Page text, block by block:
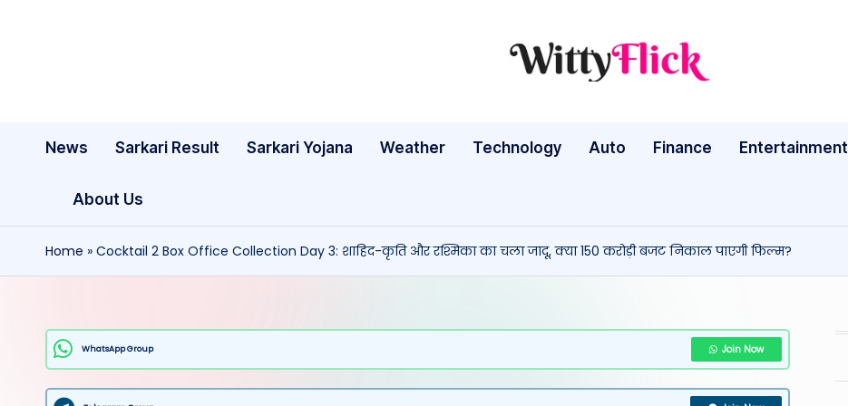
W
ty
ic
k:
te
WittyFlick:
Tech
Around
News Sarkari Result Sarkari Yojana Weather Technology Auto Finance Entertainment
About Us
Home » Cocktail 2 Box Office Collection Day 3: शाहिद-कृति और रश्मिका का चला जादू, क्या 150 करोड़ी बजट निकाल पाएगी फिल्म?
WhatsApp Group Join Now